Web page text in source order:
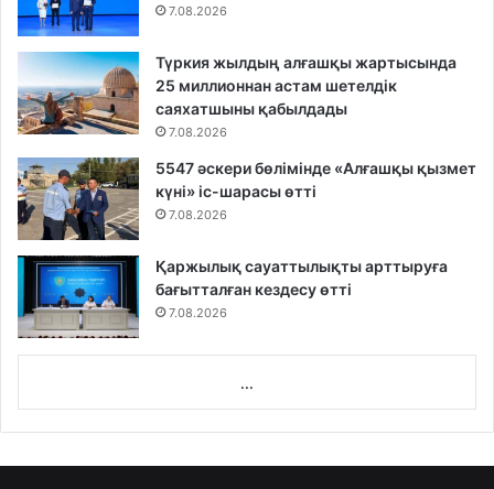
7.08.2026
Түркия жылдың алғашқы жартысында
25 миллионнан астам шетелдік
саяхатшыны қабылдады
7.08.2026
5547 әскери бөлімінде «Алғашқы қызмет
күні» іс-шарасы өтті
7.08.2026
Қаржылық сауаттылықты арттыруға
бағытталған кездесу өтті
7.08.2026
...